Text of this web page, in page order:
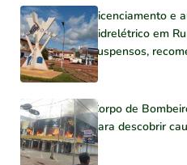
Licenciamento e
hidrelétrico em
suspensos,
Corpo de
para descobrir